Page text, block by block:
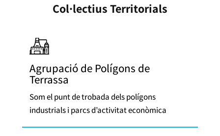
Col·lectius Territorials
Agrupació de Polígons de
Terrassa
Som el punt de trobada dels polígons
industrials i parcs d’activitat econòmica